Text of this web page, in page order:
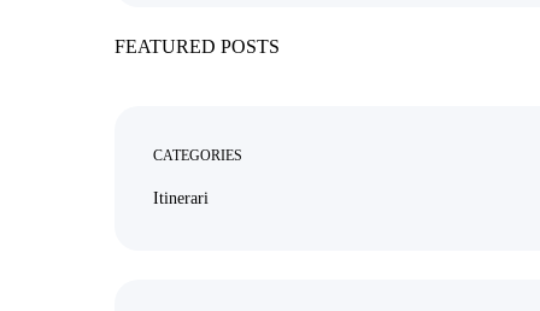
FEATURED POSTS
CATEGORIES
Itinerari